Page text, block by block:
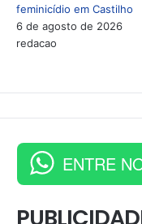
feminicídio em Castilho
6 de agosto de 2026
redacao
ENTRE